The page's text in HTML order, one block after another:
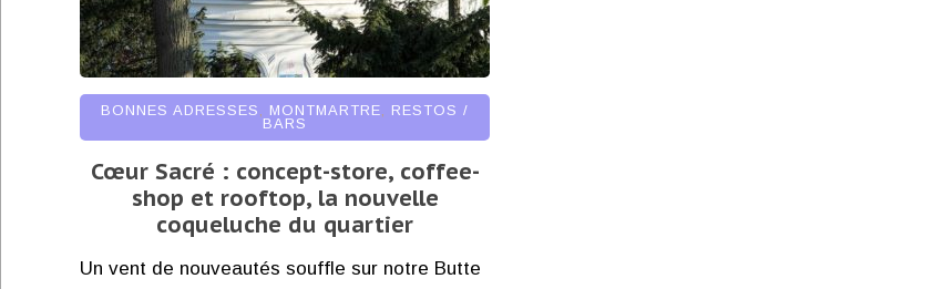
BONNES ADRESSES MONTMARTRE
RESTOS /
BARS
Cœur Sacré : concept-store, coffee-
shop et rooftop, la nouvelle
coqueluche du quartier
Un vent de nouveautés souffle sur notre Butte